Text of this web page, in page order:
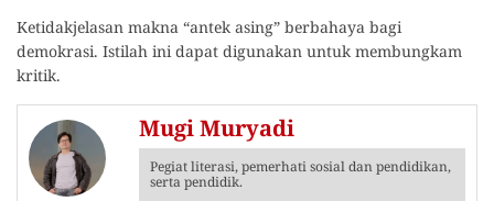
Ketidakjelasan makna “antek asing” berbahaya bagi
demokrasi. Istilah ini dapat digunakan untuk membungkam
kritik.
Mugi Muryadi
Pegiat literasi, pemerhati sosial dan pendidikan,
serta pendidik.